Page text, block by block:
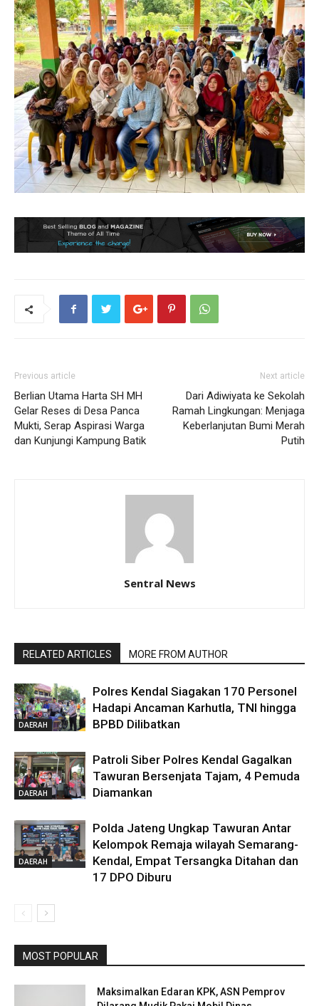
Previous article
Berlian Utama Harta SH MH
Gelar Reses di Desa Panca
Mukti, Serap Aspirasi Warga
dan Kunjungi Kampung Batik
Next article
Dari Adiwiyata ke Sekolah
Ramah Lingkungan: Menjaga
Keberlanjutan Bumi Merah
Putih
Sentral News
RELATED ARTICLES MORE FROM AUTHOR
DAERAH
Polres Kendal Siagakan 170 Personel
Hadapi Ancaman Karhutla, TNI hingga
BPBD Dilibatkan
DAERAH
Patroli Siber Polres Kendal Gagalkan
Tawuran Bersenjata Tajam, 4 Pemuda
Diamankan
DAERAH
Polda Jateng Ungkap Tawuran Antar
Kelompok Remaja wilayah Semarang-
Kendal, Empat Tersangka Ditahan dan
17 DPO Diburu
MOST POPULAR
Maksimalkan Edaran KPK, ASN Pemprov